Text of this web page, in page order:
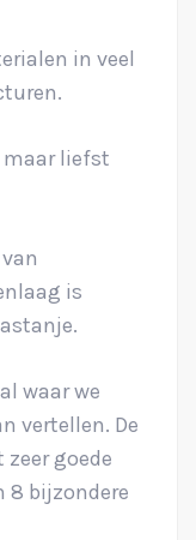
in veel
maar liefst
is
waar we
vertellen. De
goede
8 bijzondere